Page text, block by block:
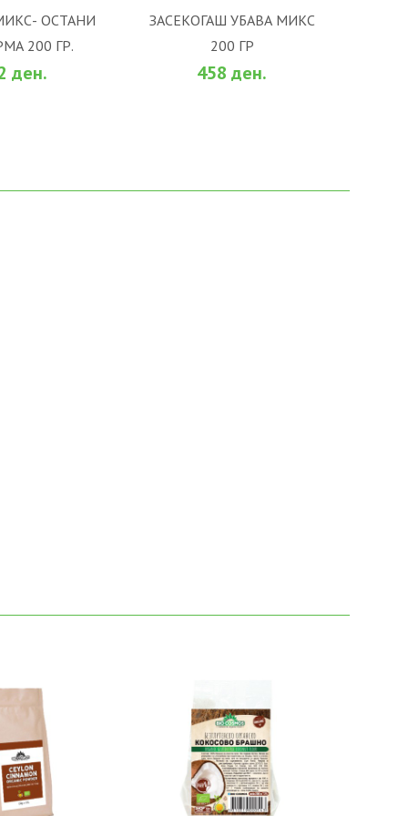
ОСТАНИ
200 ГР.
ден.
ЗАСЕКОГАШ УБАВА МИКС
200 ГР
458 ден.
ВО КОШНИЧКА